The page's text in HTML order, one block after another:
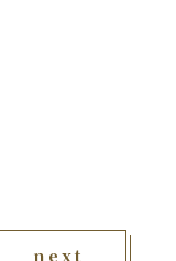
next